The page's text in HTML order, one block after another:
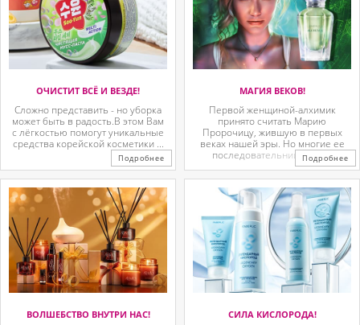
ОЧИСТИТ ВСЁ И ВЕЗДЕ!
Сложно представить - но уборка
может быть в радость.В этом Вам
с лёгкостью помогут уникальные
средства корейской косметики ...
Подробнее
МАГИЯ ВЕКОВ!
Первой женщиной-алхимик
принято считать Марию
Пророчицу, жившую в первых
веках нашей эры. Но многие ее
последовательницы так ...
Подробнее
ВОЛШЕБСТВО ВНУТРИ НАС! СИЛА КИСЛОРОДА!